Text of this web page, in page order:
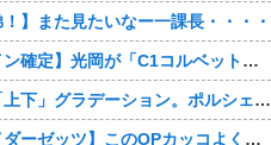
！】また見たいなー一課長・・・・
【神デザイン確定】光岡が「C1コルベット風」新型オープンカーの最新ティーザー画像を公開、マツダ・ロードスターの信頼性にレトロな外観がドッキング
まさかの「上下」グラデーション。ポルシェが豪州75周年を祝う特別モデル「911 Turbo S Land Down Under」を発表、1951年の「見果てぬ夢」が内外装に再現
【仮面ライダーゼッツ】このOPカッコよくない？本編の展開ちゃんと反映してて完成度高いし